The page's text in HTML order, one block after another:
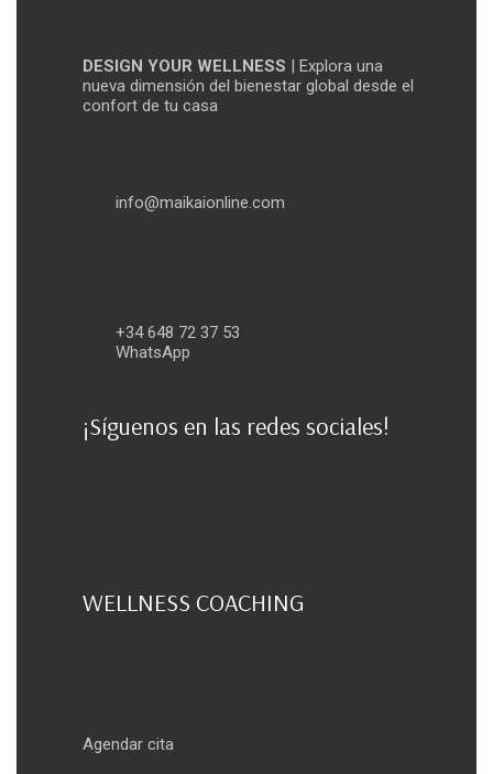
DESIGN YOUR WELLNESS | Explora una
nueva dimensión del bienestar global desde el
confort de tu casa
info@maikaionline.com
+34 648 72 37 53
WhatsApp
¡Síguenos en las redes sociales!
WELLNESS COACHING
Agendar cita